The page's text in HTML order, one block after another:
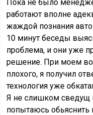
Пока не было
работают вполне
жаждой познания
10 минут беседы
проблема, и они уже
решение. При моем
плохого, я получил
технология уже
Я не слишком сведущ
попытаюсь обьяснить